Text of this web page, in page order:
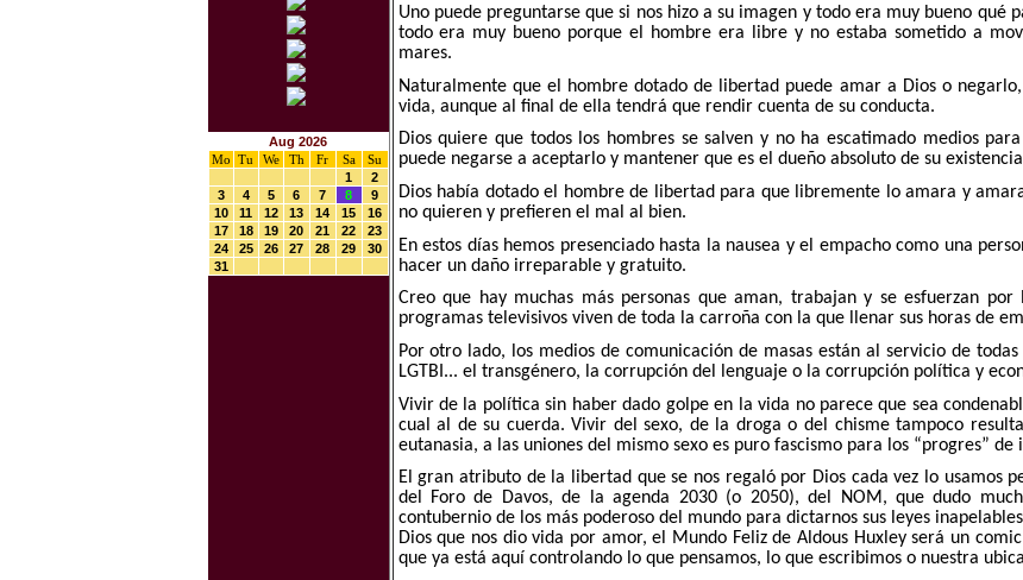
Aug 2026
Mo Tu We Th Fr Sa
Su
1
2
3
4 5 6 7 8
9
10
11 12 13 14 15
16
17
18 19 20 21 22
23
24
25 26 27 28 29
30
31
Uno puede preguntarse que si nos hizo a su imagen y todo era muy bueno qué
todo era muy bueno porque el hombre era libre y no estaba sometido a
mares.
Naturalmente que el hombre dotado de libertad puede amar a Dios o
vida, aunque al final de ella tendrá que rendir cuenta de su conducta.
Dios quiere que todos los hombres se salven y no ha escatimado medios
puede negarse a aceptarlo y mantener que es el dueño absoluto de su
Dios había dotado el hombre de libertad para que libremente lo amara y
no quieren y prefieren el mal al bien.
En estos días hemos presenciado hasta la nausea y el empacho como una
hacer un daño irreparable y gratuito.
Creo que hay muchas más personas que aman, trabajan y se esfuerzan
programas televisivos viven de toda la carroña con la que llenar sus horas de
Por otro lado, los medios de comunicación de masas están al servicio de
LGTBI... el transgénero, la corrupción del lenguaje o la corrupción política y
Vivir de la política sin haber dado golpe en la vida no parece que sea
cual al de su cuerda. Vivir del sexo, de la droga o del chisme tampoco
eutanasia, a las uniones del mismo sexo es puro fascismo para los “progres”
El gran atributo de la libertad que se nos regaló por Dios cada vez lo usamos
del Foro de Davos, de la agenda 2030 (o 2050), del NOM, que dudo
contubernio de los más poderoso del mundo para dictarnos sus leyes
Dios que nos dio vida por amor, el Mundo Feliz de Aldous Huxley será un
que ya está aquí controlando lo que pensamos, lo que escribimos o nuestra